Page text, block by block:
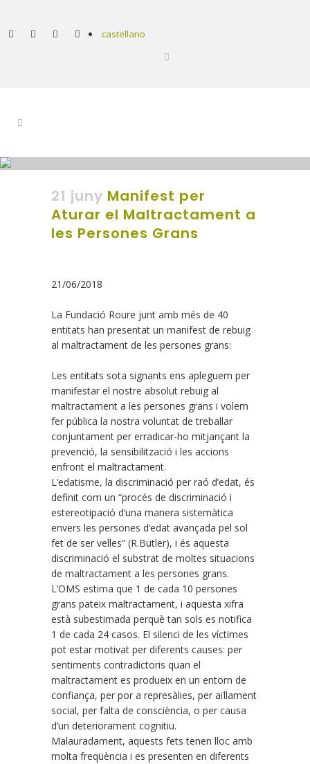
castellano
21 juny Manifest per
Aturar el Maltractament a
les Persones Grans
21/06/2018
La Fundació Roure junt amb més de 40
entitats han presentat un manifest de rebuig
al maltractament de les persones grans:
Les entitats sota signants ens apleguem per
manifestar el nostre absolut rebuig al
maltractament a les persones grans i volem
fer pública la nostra voluntat de treballar
conjuntament per erradicar-ho mitjançant la
prevenció, la sensibilització i les accions
enfront el maltractament.
L’edatisme, la discriminació per raó d’edat, és
definit com un “procés de discriminació i
estereotipació d’una manera sistemàtica
envers les persones d’edat avançada pel sol
fet de ser velles” (R.Butler), i és aquesta
discriminació el substrat de moltes situacions
de maltractament a les persones grans.
L’OMS estima que 1 de cada 10 persones
grans pateix maltractament, i aquesta xifra
està subestimada perquè tan sols es notifica
1 de cada 24 casos. El silenci de les víctimes
pot estar motivat per diferents causes: per
sentiments contradictoris quan el
maltractament es produeix en un entorn de
confiança, per por a represàlies, per aïllament
social, per falta de consciència, o per causa
d’un deteriorament cognitiu.
Malauradament, aquests fets tenen lloc amb
molta freqüència i es presenten en diferents